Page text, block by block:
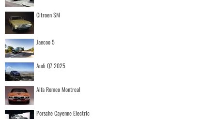
Citroen SM
Jaecoo 5
Audi Q7 2025
Alfa Romeo Montreal
Porsche Cayenne Electric